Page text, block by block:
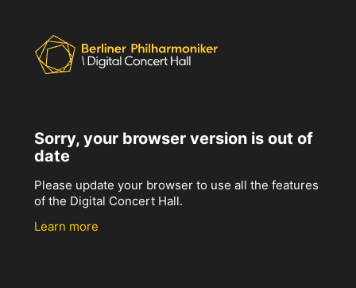
Sorry, your browser version is out of
date
Please update your browser to use all the features
of the Digital Concert Hall.
Learn more